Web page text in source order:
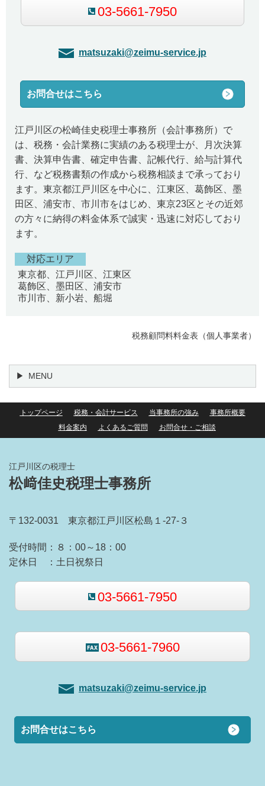
03-5661-7950
matsuzaki@zeimu-service.jp
お問合せはこちら
江戸川区の松崎佳史税理士事務所（会計事務所）で
は、税務・会計業務に実績のある税理士が、月次決算
書、決算申告書、確定申告書、記帳代行、給与計算代
行、など税務書類の作成から税務相談まで承っており
ます。東京都江戸川区を中心に、江東区、葛飾区、墨
田区、浦安市、市川市をはじめ、東京23区とその近郊
の方々に納得の料金体系で誠実・迅速に対応しており
ます。
対応エリア
東京都、江戸川区、江東区
葛飾区、墨田区、浦安市
市川市、新小岩、船堀
税務顧問料料金表（個人事業者）
MENU
トップページ 税務・会計サービス 当事務所の強み
事務所概要
料金案内
よくあるご質問 お問合せ・ご相談
江戸川区の税理士
松﨑佳史税理士事務所
〒132-0031 東京都江戸川区松島１‐27‐３
受付時間：８：00～18：00
定休日 ：土日祝祭日
03-5661-7950
03-5661-7960
matsuzaki@zeimu-service.jp
お問合せはこちら